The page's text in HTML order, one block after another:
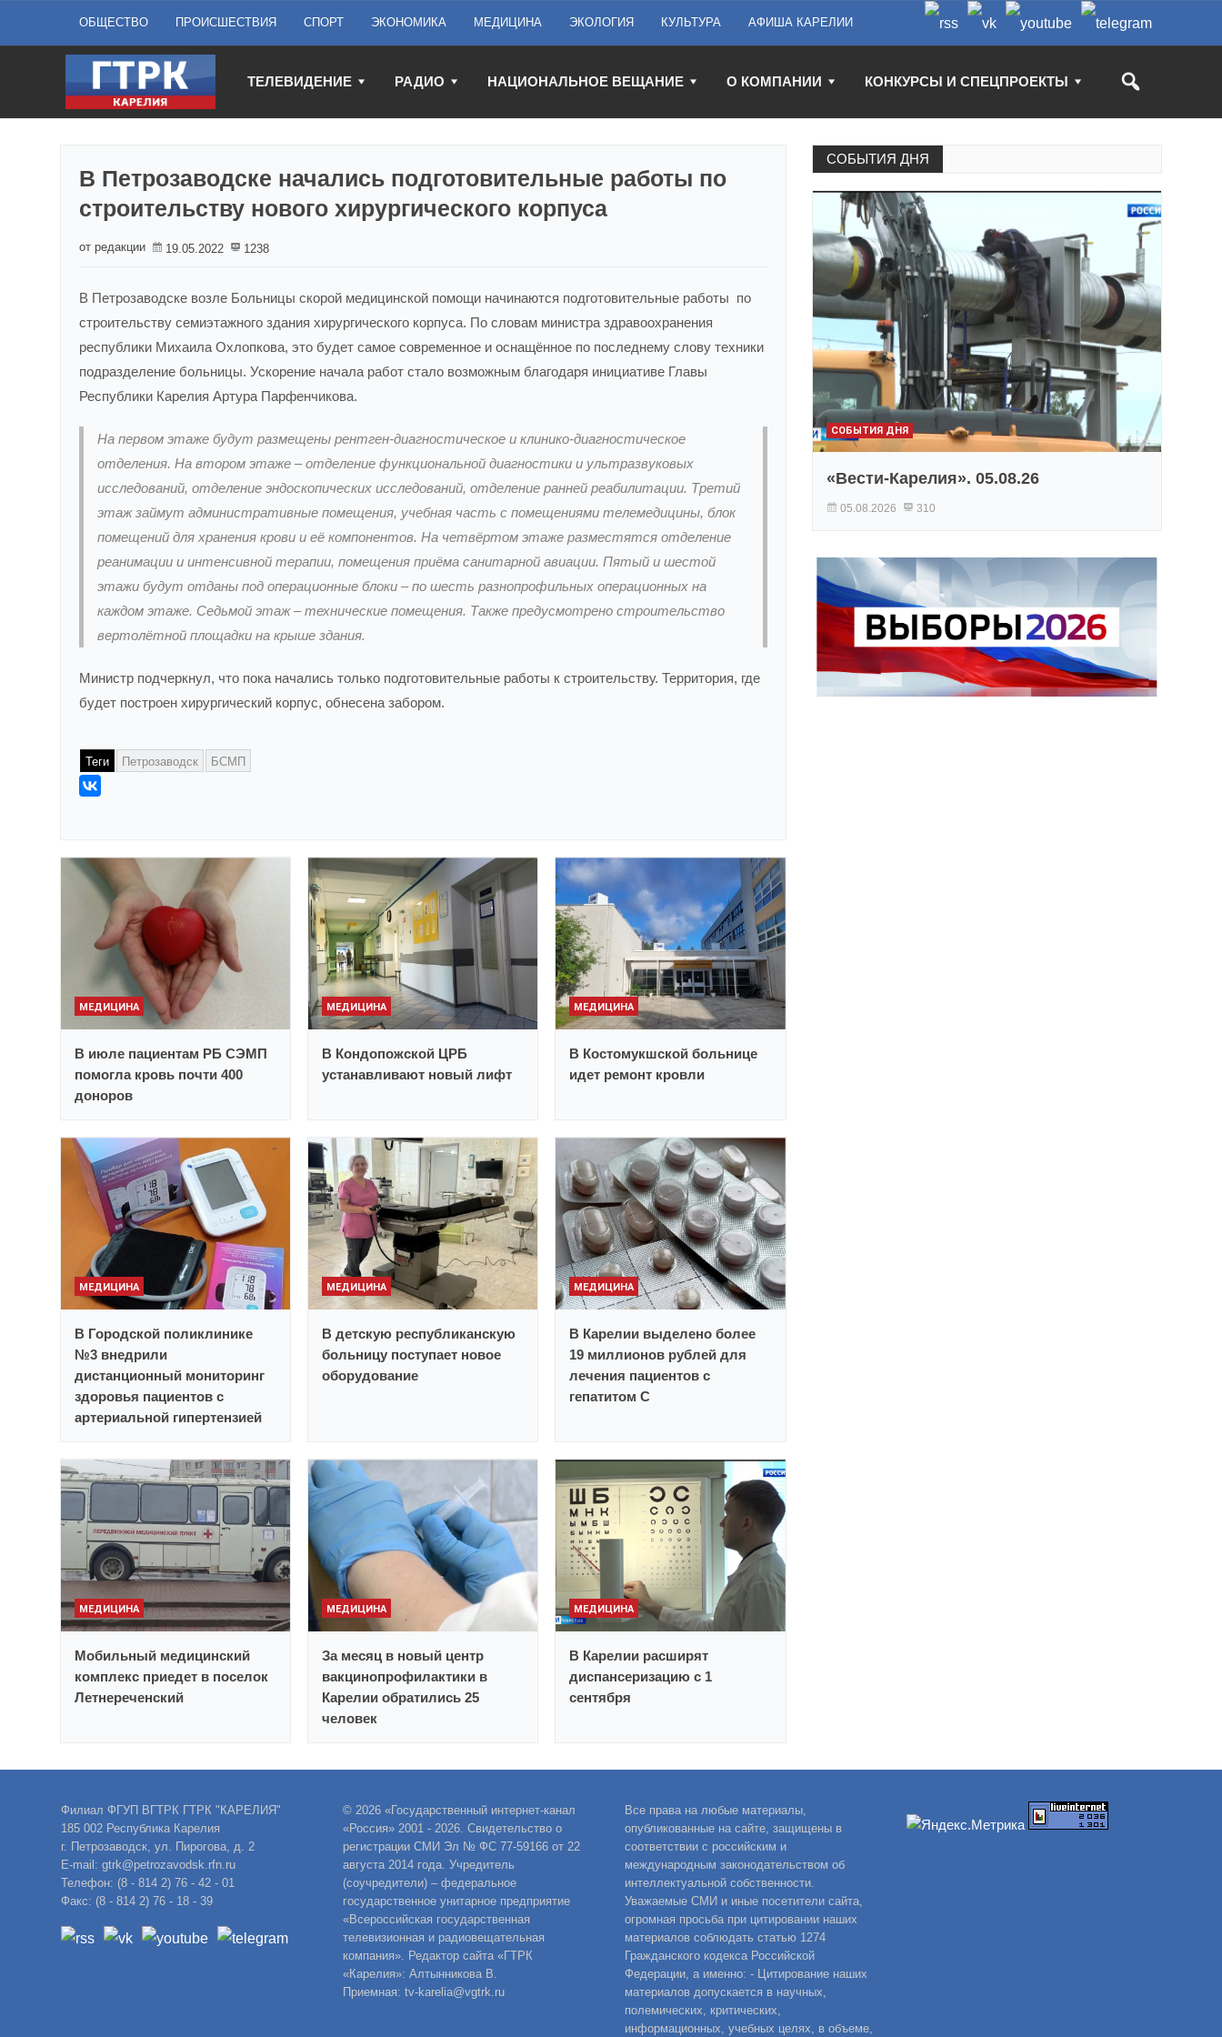
ОБЩЕСТВО ПРОИСШЕСТВИЯ СПОРТ ЭКОНОМИКА МЕДИЦИНА ЭКОЛОГИЯ КУЛЬТУРА АФИША КАРЕЛИИ
ТЕЛЕВИДЕНИЕ РАДИО НАЦИОНАЛЬНОЕ ВЕЩАНИЕ О КОМПАНИИ КОНКУРСЫ И СПЕЦПРОЕКТЫ
В Петрозаводске начались подготовительные работы по
строительству нового хирургического корпуса
от редакции 19.05.2022 1238
В Петрозаводске возле Больницы скорой медицинской помощи начинаются подготовительные работы по
строительству семиэтажного здания хирургического корпуса. По словам министра здравоохранения
республики Михаила Охлопкова, это будет самое современное и оснащённое по последнему слову техники
подразделение больницы. Ускорение начала работ стало возможным благодаря инициативе Главы
Республики Карелия Артура Парфенчикова.
На первом этаже будут размещены рентген-диагностическое и клинико-диагностическое
отделения. На втором этаже – отделение функциональной диагностики и ультразвуковых
исследований, отделение эндоскопических исследований, отделение ранней реабилитации. Третий
этаж займут административные помещения, учебная часть с помещениями телемедицины, блок
помещений для хранения крови и её компонентов. На четвёртом этаже разместятся отделение
реанимации и интенсивной терапии, помещения приёма санитарной авиации. Пятый и шестой
этажи будут отданы под операционные блоки – по шесть разнопрофильных операционных на
каждом этаже. Седьмой этаж – технические помещения. Также предусмотрено строительство
вертолётной площадки на крыше здания.
Министр подчеркнул, что пока начались только подготовительные работы к строительству. Территория, где
будет построен хирургический корпус, обнесена забором.
Теги Петрозаводск БСМП
МЕДИЦИНА
В июле пациентам РБ СЭМП
помогла кровь почти 400
доноров
МЕДИЦИНА
В Кондопожской ЦРБ
устанавливают новый лифт
МЕДИЦИНА
В Костомукшской больнице
идет ремонт кровли
МЕДИЦИНА
В Городской поликлинике
№3 внедрили
дистанционный мониторинг
здоровья пациентов с
артериальной гипертензией
МЕДИЦИНА
В детскую республиканскую
больницу поступает новое
оборудование
МЕДИЦИНА
В Карелии выделено более
19 миллионов рублей для
лечения пациентов с
гепатитом С
МЕДИЦИНА
Мобильный медицинский
комплекс приедет в поселок
Летнереченский
МЕДИЦИНА
За месяц в новый центр
вакцинопрофилактики в
Карелии обратились 25
человек
МЕДИЦИНА
В Карелии расширят
диспансеризацию с 1
сентября
СОБЫТИЯ ДНЯ
СОБЫТИЯ ДНЯ
«Вести-Карелия». 05.08.26
05.08.2026 310
Филиал ФГУП ВГТРК ГТРК "КАРЕЛИЯ"
185 002 Республика Карелия
г. Петрозаводск, ул. Пирогова, д. 2
E-mail: gtrk@petrozavodsk.rfn.ru
Телефон: (8 - 814 2) 76 - 42 - 01
Факс: (8 - 814 2) 76 - 18 - 39
© 2026 «Государственный интернет-канал
«Россия» 2001 - 2026. Свидетельство о
регистрации СМИ Эл № ФС 77-59166 от 22
августа 2014 года. Учредитель
(соучредители) – федеральное
государственное унитарное предприятие
«Всероссийская государственная
телевизионная и радиовещательная
компания». Редактор сайта «ГТРК
«Карелия»: Алтынникова В.
Приемная: tv-karelia@vgtrk.ru
Все права на любые материалы,
опубликованные на сайте, защищены в
соответствии с российским и
международным законодательством об
интеллектуальной собственности.
Уважаемые СМИ и иные посетители сайта,
огромная просьба при цитировании наших
материалов соблюдать статью 1274
Гражданского кодекса Российской
Федерации, а именно: - Цитирование наших
материалов допускается в научных,
полемических, критических,
информационных, учебных целях, в объеме,